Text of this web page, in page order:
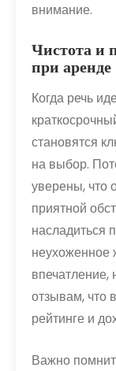
внимание.
Чистота и
при аренде
Когда речь
становятся
на выбор.
уверены, что
приятной
насладиться
неухоженное
впечатление,
отзывам, что
рейтинге и
Важно